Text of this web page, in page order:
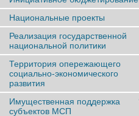
Национальные проекты
Реализация государственной
национальной политики
Территория опережающего
социально-экономического
развития
Имущественная поддержка
субъектов МСП